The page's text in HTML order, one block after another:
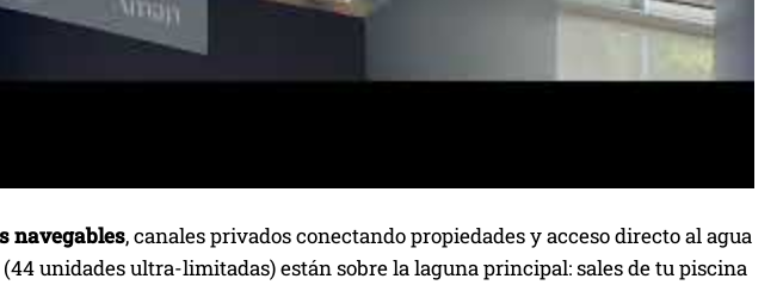
navegables, canales privados conectando propiedades y acceso directo al agua
unidades ultra-limitadas) están sobre la laguna principal: sales de tu piscina